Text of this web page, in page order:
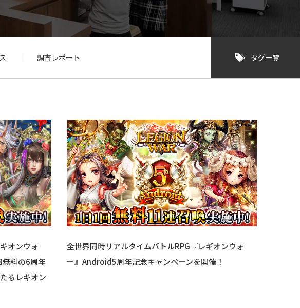
調査レポート タグ一覧
オンウォ
無料の6周年
るレギオン
全世界同時リアルタイムバトルRPG『レギオンウォ
ー』Android5周年記念キャンペーンを開催！